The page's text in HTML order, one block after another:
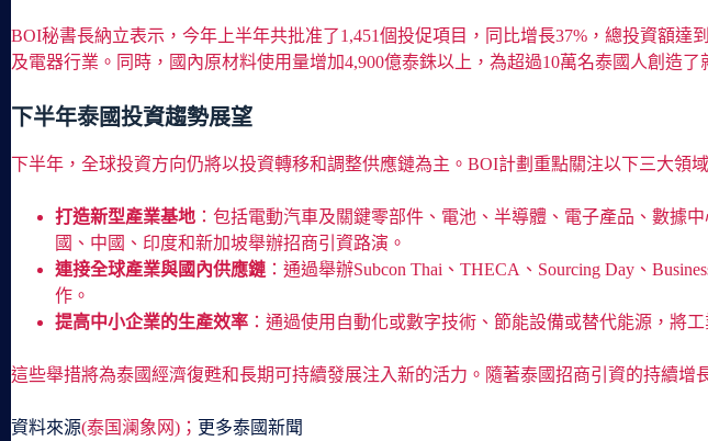
BOI秘書長納立表示，今年上半年共批准了1,451個投促項目，同比增長37%，總投資額
及電器行業。同時，國內原材料使用量增加4,900億泰銖以上，為超過10萬名泰國人創造了
下半年泰國投資趨勢展望
下半年，全球投資方向仍將以投資轉移和調整供應鏈為主。BOI計劃重點關注以下三大領域
打造新型產業基地 ：包括電動汽車及關鍵零部件、電池、半導體、電子產品、數據
國、中國、印度和新加坡舉辦招商引資路演。
連接全球產業與國內供應鏈 ：通過舉辦Subcon Thai、THECA、Sourcing Day、
作。
提高中小企業的生產效率 ：通過使用自動化或數字技術、節能設備或替代能源，將
這些舉措將為泰國經濟復甦和長期可持續發展注入新的活力。隨著泰國招商引資的持續
資料來源(泰国澜象网)； 更多泰國新聞